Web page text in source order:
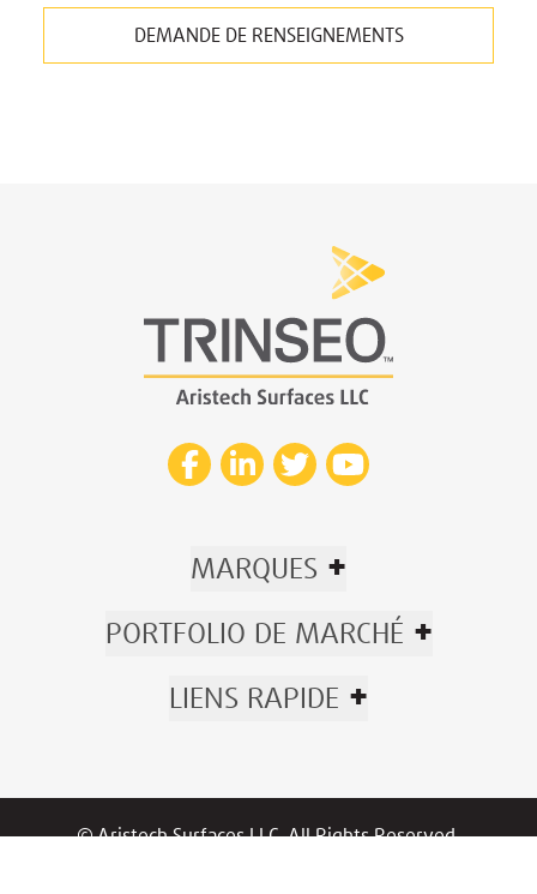
DEMANDE DE RENSEIGNEMENTS
MARQUES +
PORTFOLIO DE MARCHÉ +
LIENS RAPIDE +
© Aristech Surfaces LLC. All Rights Reserved.